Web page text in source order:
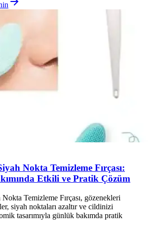
Nokta Temizleme Fırçası:
Etkili ve Pratik Çözüm
Temizleme Fırçası, gözenekleri
siyah noktaları azaltır ve cildinizi
tasarımıyla günlük bakımda pratik